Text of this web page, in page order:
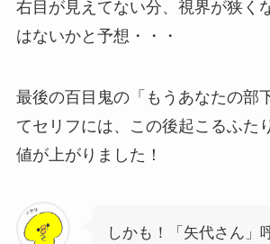
右目が見えてない分、視界が狭く
はないかと予想・・・
最後の百目鬼の「もうあなたの部
てセリフには、この後起こるふた
値が上がりました！
しかも！「矢代さん」